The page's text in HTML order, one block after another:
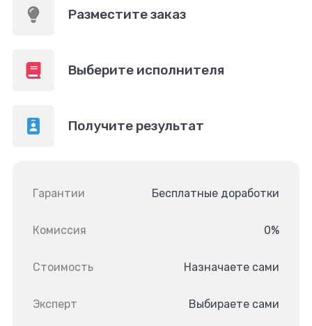
Разместите заказ
Выберите исполнителя
Получите результат
Гарантии Бесплатные доработки
Комиссия 0%
Стоимость Назначаете сами
Эксперт Выбираете сами